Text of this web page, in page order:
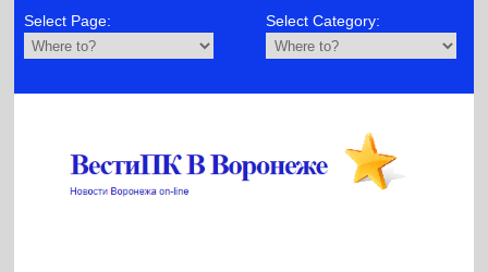
Select Page: Select Category: